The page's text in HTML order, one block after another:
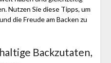
Nutzen Sie diese Tipps, um
die Freude am Backen zu
Backzutaten,